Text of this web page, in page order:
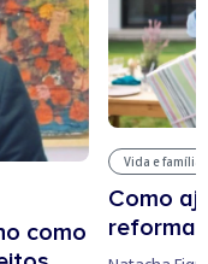
como
Vida e família
Como
reforma